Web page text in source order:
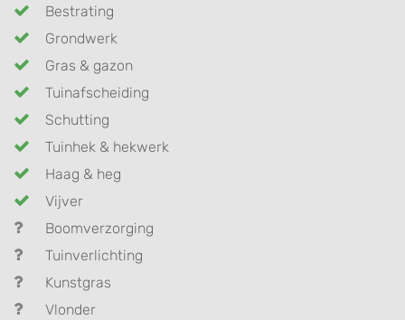
Bestrating
Grondwerk
Gras & gazon
Tuinafscheiding
Schutting
Tuinhek & hekwerk
Haag & heg
Vijver
Boomverzorging
Tuinverlichting
Kunstgras
Vlonder